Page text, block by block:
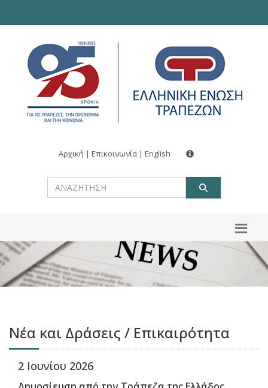
Αρχική | Επικοινωνία | English
Νέα και Δράσεις / Επικαιρότητα
2 Ιουνίου 2026